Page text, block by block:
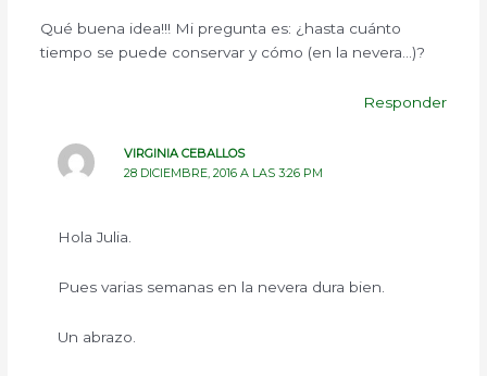
Qué buena idea!!! Mi pregunta es: ¿hasta cuánto
tiempo se puede conservar y cómo (en la nevera…)?
Responder
VIRGINIA CEBALLOS
28 DICIEMBRE, 2016 A LAS 3:26 PM
Hola Julia.
Pues varias semanas en la nevera dura bien.
Un abrazo.